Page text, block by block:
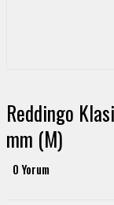
Reddingo
mm (M)
0 Yorum